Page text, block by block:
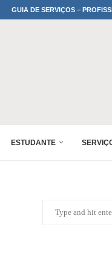
GUIA DE SERVIÇOS –
ESTUDANTE